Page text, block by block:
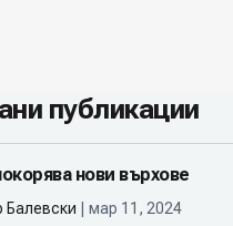
публикации
нови върхове
Балевски | мар 11, 2024